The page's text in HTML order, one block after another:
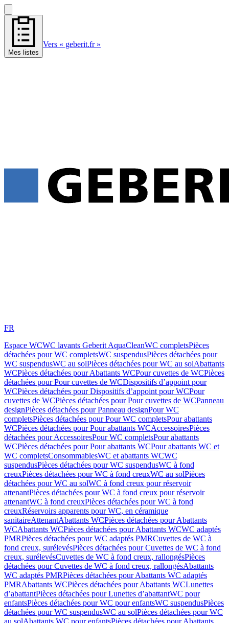
Mes listes
Vers « geberit.fr »
FR
Espace WCWC lavants Geberit AquaCleanWC completsPièces
détachées pour WC completsWC suspendusPièces détachées pour
WC suspendusWC au solPièces détachées pour WC au solAbattants
WCPièces détachées pour Abattants WCPour cuvettes de WCPièces
détachées pour Pour cuvettes de WCDispositifs d’appoint pour
WCPièces détachées pour Dispositifs d’appoint pour WCPour
cuvettes de WCPièces détachées pour Pour cuvettes de WCPanneau
designPièces détachées pour Panneau designPour WC
completsPièces détachées pour Pour WC completsPour abattants
WCPièces détachées pour Pour abattants WCAccessoiresPièces
détachées pour AccessoiresPour WC completsPour abattants
WCPièces détachées pour Pour abattants WCPour abattants WC et
WC completsConsommablesWC et abattants WCWC
suspendusPièces détachées pour WC suspendusWC à fond
creuxPièces détachées pour WC à fond creuxWC au solPièces
détachées pour WC au solWC à fond creux pour réservoir
attenantPièces détachées pour WC à fond creux pour réservoir
attenantWC à fond creuxPièces détachées pour WC à fond
creuxRéservoirs apparents pour WC, en céramique
sanitaireAttenantAbattants WCPièces détachées pour Abattants
WCAbattants WCPièces détachées pour Abattants WCWC adaptés
PMRPièces détachées pour WC adaptés PMRCuvettes de WC à
fond creux, surélevésPièces détachées pour Cuvettes de WC à fond
creux, surélevésCuvettes de WC à fond creux, rallongésPièces
détachées pour Cuvettes de WC à fond creux, rallongésAbattants
WC adaptés PMRPièces détachées pour Abattants WC adaptés
PMRAbattants WCPièces détachées pour Abattants WCLunettes
d’abattantPièces détachées pour Lunettes d’abattantWC pour
enfantsPièces détachées pour WC pour enfantsWC suspendusPièces
détachées pour WC suspendusWC au solPièces détachées pour WC
au solAbattants WC pour enfantsPièces détachées pour Abattants